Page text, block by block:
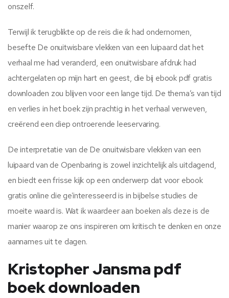
onszelf.
Terwijl ik terugblikte op de reis die ik had ondernomen,
besefte De onuitwisbare vlekken van een luipaard dat het
verhaal me had veranderd, een onuitwisbare afdruk had
achtergelaten op mijn hart en geest, die bij ebook pdf gratis
downloaden zou blijven voor een lange tijd. De thema’s van tijd
en verlies in het boek zijn prachtig in het verhaal verweven,
creërend een diep ontroerende leeservaring.
De interpretatie van de De onuitwisbare vlekken van een
luipaard van de Openbaring is zowel inzichtelijk als uitdagend,
en biedt een frisse kijk op een onderwerp dat voor ebook
gratis online die geïnteresseerd is in bijbelse studies de
moeite waard is. Wat ik waardeer aan boeken als deze is de
manier waarop ze ons inspireren om kritisch te denken en onze
aannames uit te dagen.
Kristopher Jansma pdf
boek downloaden